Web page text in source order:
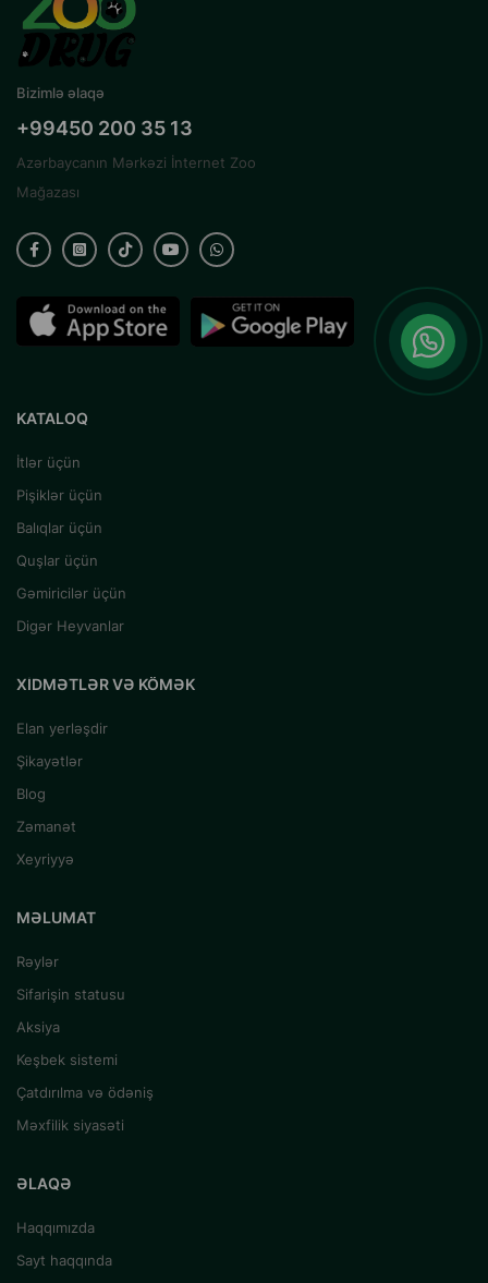
Bizimlə əlaqə
+99450 200 35 13
Azərbaycanın Mərkəzi İnternet Zoo
Mağazası
KATALOQ
İtlər üçün
Pişiklər üçün
Balıqlar üçün
Quşlar üçün
Gəmiricilər üçün
Digər Heyvanlar
XIDMƏTLƏR VƏ KÖMƏK
Elan yerləşdir
Şikayətlər
Blog
Zəmanət
Xeyriyyə
MƏLUMAT
Rəylər
Sifarişin statusu
Aksiya
Keşbek sistemi
Çatdırılma və ödəniş
Məxfilik siyasəti
ƏLAQƏ
Haqqımızda
Sayt haqqında